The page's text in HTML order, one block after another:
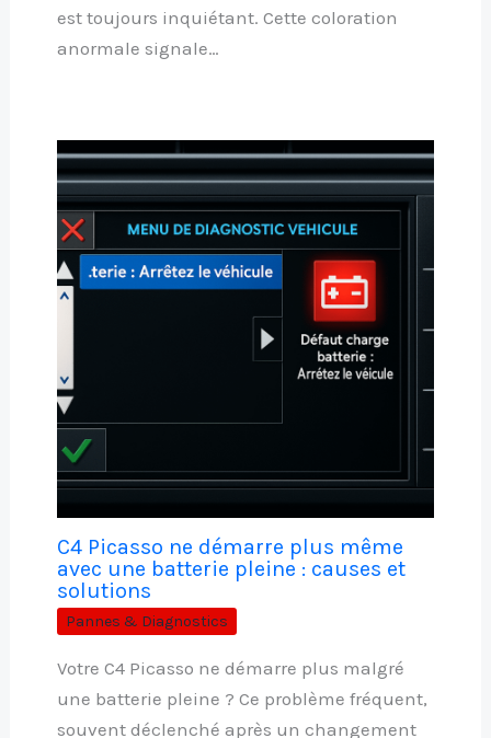
est toujours inquiétant. Cette coloration
anormale signale…
C4 Picasso ne démarre plus même
avec une batterie pleine : causes et
solutions
Pannes & Diagnostics
Votre C4 Picasso ne démarre plus malgré
une batterie pleine ? Ce problème fréquent,
souvent déclenché après un changement